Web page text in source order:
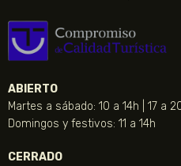
ABIERTO
Martes a sábado: 10 a 14h | 17 a
Domingos y festivos: 11 a 14h
CERRADO